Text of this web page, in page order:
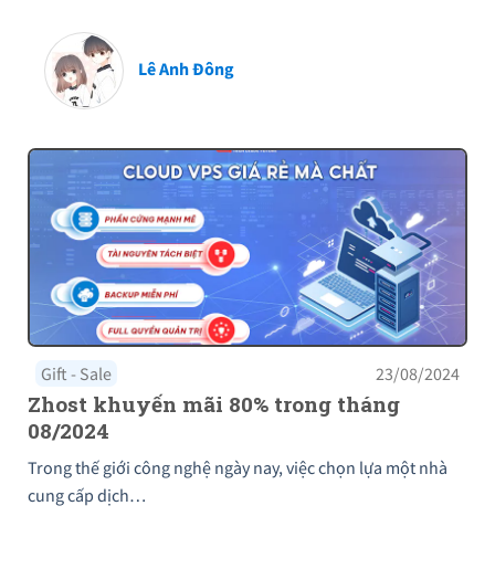
Lê Anh Đông
Gift - Sale 23/08/2024
Zhost khuyến mãi 80% trong tháng
08/2024
Trong thế giới công nghệ ngày nay, việc chọn lựa một nhà
cung cấp dịch…